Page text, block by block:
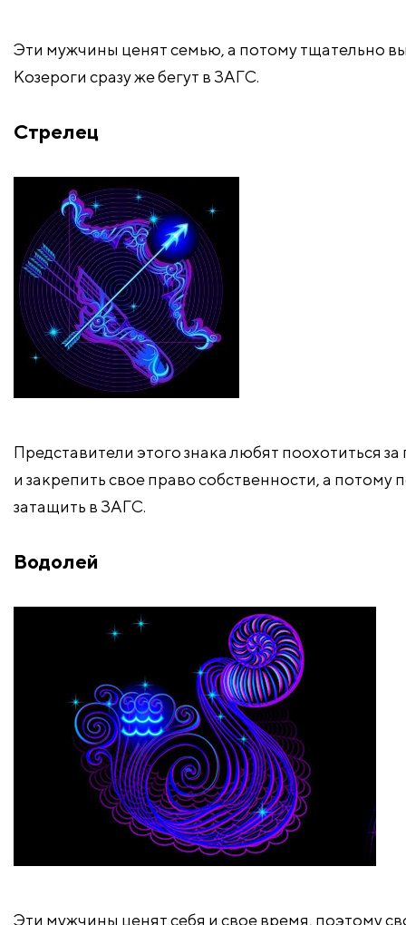
Эти мужчины ценят семью, а потому тщательно
Козероги сразу же бегут в ЗАГС.
Стрелец
Представители этого знака любят поохотиться
и закрепить свое право собственности, а
затащить в ЗАГС.
Водолей
Эти мужчины ценят себя и свое время, поэтому